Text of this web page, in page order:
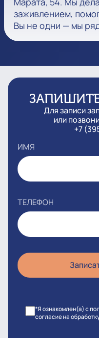
заживлением,
Вы не одни — мы
Для записи
или
+7
ИМЯ
ТЕЛЕФОН
*Я ознакомлен(а) с
согласие на